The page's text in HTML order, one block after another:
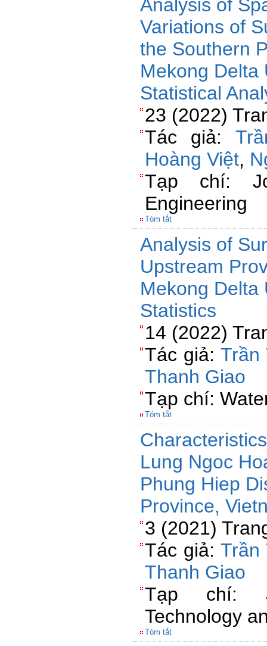
Analysis of
Variations of
the Southern
Mekong Delta
Statistical
23 (2022)
Tác giả:
Hoàng Việt,
Tạp chí:
Engineering
Tóm tắt
Analysis of
Upstream
Mekong Delta
Statistics
14 (2022)
Tác giả: Trần
Thanh Giao
Tạp chí:
Tóm tắt
Lung Ngoc
Phung Hiep
Province,
3 (2021)
Tác giả: Trần
Thanh Giao
Tạp chí:
Technology
Tóm tắt